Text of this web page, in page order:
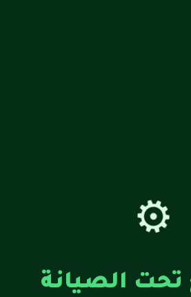
⚙️
تحت الصيانة